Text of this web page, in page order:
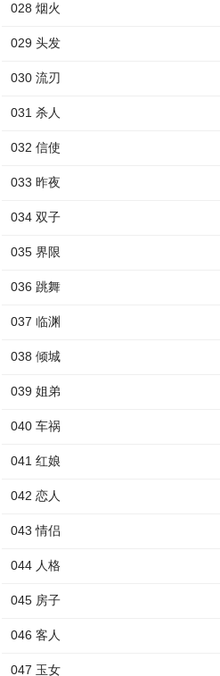
028 烟火
029 头发
030 流刃
031 杀人
032 信使
033 昨夜
034 双子
035 界限
036 跳舞
037 临渊
038 倾城
039 姐弟
040 车祸
041 红娘
042 恋人
043 情侣
044 人格
045 房子
046 客人
047 玉女